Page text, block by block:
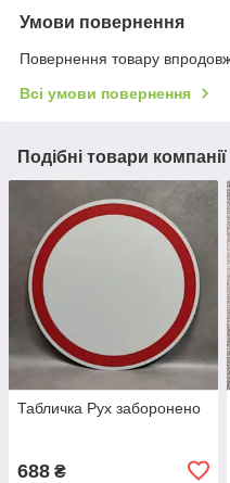
Умови повернення
Повернення товару
Всі умови повернення
Подібні товари компанії
Табличка Рух заборонено
688 ₴